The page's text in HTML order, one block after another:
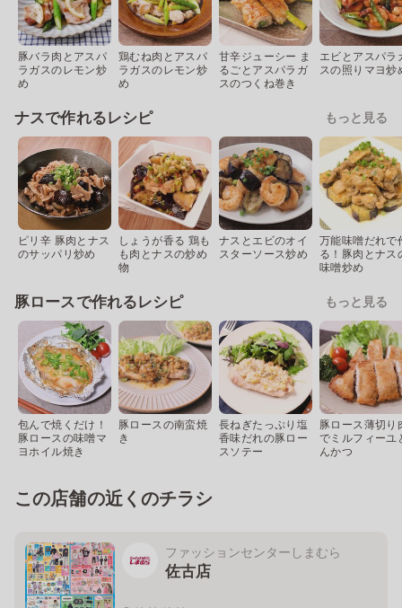
豚バラ肉とアスパ
ラガスのレモン炒
め
鶏むね肉とアスパ
ラガスのレモン炒
め
甘辛ジューシー ま
るごとアスパラガ
スのつくね巻き
エビとアスパラ
スの照りマヨ炒
ナスで作れるレシピ もっと見る
ピリ辛 豚肉とナス
のサッパリ炒め
しょうが香る 鶏も
も肉とナスの炒め
物
ナスとエビのオイ
スターソース炒め
万能味噌だれで
る！豚肉とナス
味噌炒め
豚ロースで作れるレシピ もっと見る
包んで焼くだけ！
豚ロースの味噌マ
ヨホイル焼き
豚ロースの南蛮焼
き
長ねぎたっぷり塩
香味だれの豚ロー
スソテー
豚ロース薄切り
でミルフィーユ
んかつ
この店舗の近くのチラシ
ファッションセンターしまむら
佐古店